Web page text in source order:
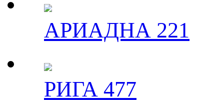
АРИАДНА 221
РИГА 477